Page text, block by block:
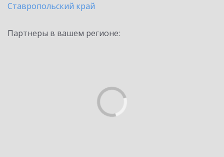
Ставропольский край
Партнеры в вашем регионе: